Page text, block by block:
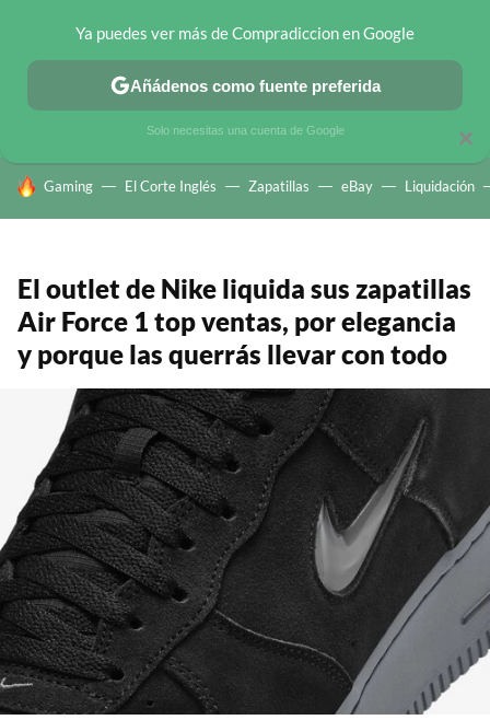
CHOLLOS TELEGRAM OFERTAS EN MÓVILES OFERTAS EN
HOY SE HABLA DE
Gaming El Corte Inglés Zapatillas eBay Liquidación
El outlet de Nike liquida sus zapatillas
Air Force 1 top ventas, por elegancia
y porque las querrás llevar con todo
×
Ya puedes ver más de Compradiccion en Google
Añádenos como fuente preferida
Solo necesitas una cuenta de Google